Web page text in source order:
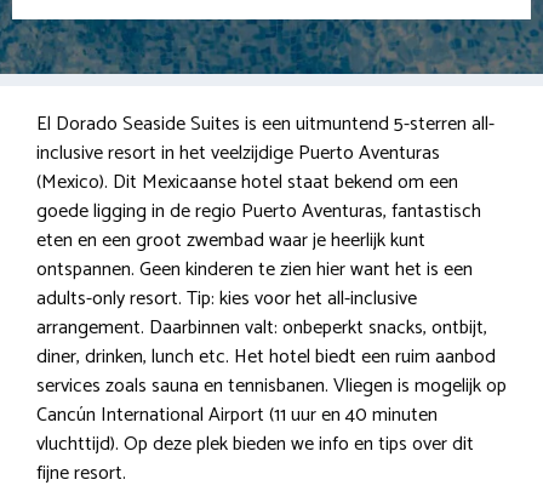
El Dorado Seaside Suites is een uitmuntend 5-sterren all-
inclusive resort in het veelzijdige Puerto Aventuras
(Mexico). Dit Mexicaanse hotel staat bekend om een
goede ligging in de regio Puerto Aventuras, fantastisch
eten en een groot zwembad waar je heerlijk kunt
ontspannen. Geen kinderen te zien hier want het is een
adults-only resort. Tip: kies voor het all-inclusive
arrangement. Daarbinnen valt: onbeperkt snacks, ontbijt,
diner, drinken, lunch etc. Het hotel biedt een ruim aanbod
services zoals sauna en tennisbanen. Vliegen is mogelijk op
Cancún International Airport (11 uur en 40 minuten
vluchttijd). Op deze plek bieden we info en tips over dit
fijne resort.